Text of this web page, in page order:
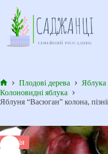
вмісту
Головна
Плодові дерева
Яблука
Колоновидні яблука
Яблуня “Васюган” колона,
Акція